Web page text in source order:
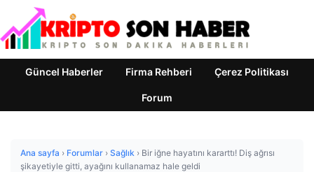
Güncel Haberler Firma Rehberi Çerez Politikası
Forum
Ana sayfa › Forumlar › Sağlık › Bir iğne hayatını kararttı! Diş ağrısı
şikayetiyle gitti, ayağını kullanamaz hale geldi